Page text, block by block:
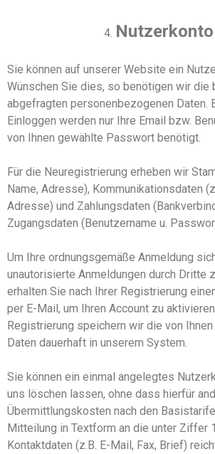
Nutzerkonto
Sie können auf unserer Website ein
Wünschen Sie dies, so benötigen wir die
abgefragten personenbezogenen Daten.
Einloggen werden nur Ihre Email bzw.
von Ihnen gewählte Passwort benötigt.
Für die Neuregistrierung erheben wir
Name, Adresse), Kommunikationsdaten
Adresse) und Zahlungsdaten
Zugangsdaten (Benutzername u.
Um Ihre ordnungsgemäße Anmeldung
unautorisierte Anmeldungen durch Dritte
erhalten Sie nach Ihrer Registrierung
per E-Mail, um Ihren Account zu
Registrierung speichern wir die von
Daten dauerhaft in unserem System.
Sie können ein einmal angelegtes
uns löschen lassen, ohne dass hierfür
Übermittlungskosten nach den
Mitteilung in Textform an die unter Ziffer
Kontaktdaten (z.B. E-Mail, Fax, Brief)